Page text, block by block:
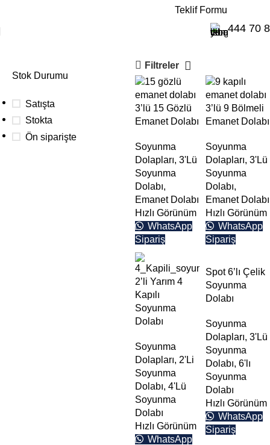
Teklif Formu
444 70
Stok Durumu
Satışta
Stokta
Ön siparişte
Filtreler
3’lü 15 Gözlü
Emanet Dolabı
Soyunma
Dolapları, 3'Lü
Soyunma
Dolabı,
Emanet Dolabı
Hızlı Görünüm
WhatsApp
Sipariş
3’lü 9 Bölmeli
Emanet Dolabı
Soyunma
Dolapları, 3'Lü
Soyunma
Dolabı,
Emanet Dolabı
Hızlı Görünüm
WhatsApp
Sipariş
2’li Yarım 4
Kapılı
Soyunma
Dolabı
Soyunma
Dolapları, 2'Li
Soyunma
Dolabı, 4'Lü
Soyunma
Dolabı
Hızlı Görünüm
WhatsApp
Spot 6’lı Çelik
Soyunma
Dolabı
Soyunma
Dolapları, 3'Lü
Soyunma
Dolabı, 6'lı
Soyunma
Dolabı
Hızlı Görünüm
WhatsApp
Sipariş